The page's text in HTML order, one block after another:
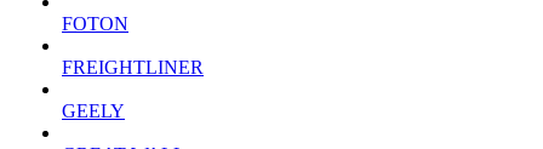
FOTON
FREIGHTLINER
GEELY